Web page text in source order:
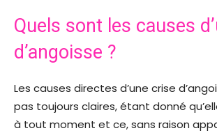
Quels sont les causes
d’angoisse ?
Les causes directes d’une crise
pas toujours claires, étant donné
à tout moment et ce, sans raison